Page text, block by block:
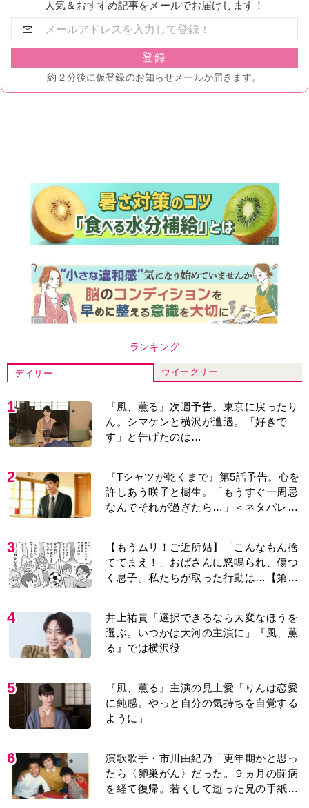
ランキング
デイリー ウイークリー
1
『風、薫る』次週予告。東京に戻ったり
ん。シマケンと横沢が遭遇。「好きで
す」と告げたのは…
2
『Tシャツが乾くまで』第5話予告。心を
許しあう咲子と樹生。「もうすぐ一周忌
なんでそれが過ぎたら…」＜ネタバレあ
3
【もうムリ！ご近所姑】「こんなもん捨
ててまえ！」おばさんに怒鳴られ、傷つ
く息子。私たちが取った行動は…【第3
4
井上祐貴「選択できるなら大変なほうを
選ぶ。いつかは大河の主演に」『風、薫
る』では横沢役
5
『風、薫る』主演の見上愛「りんは恋愛
に鈍感。やっと自分の気持ちを自覚する
ように」
6
演歌歌手・市川由紀乃「更年期かと思っ
たら〈卵巣がん〉だった。９ヵ月の闘病
を経て復帰。若くして逝った兄の手紙を